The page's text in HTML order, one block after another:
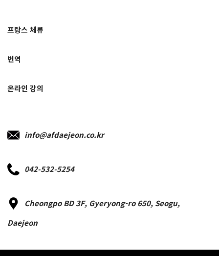
프랑스 체류
번역
온라인 강의
info@afdaejeon.co.kr
042-532-5254
Cheongpo BD 3F, Gyeryong-ro 650, Seogu,
Daejeon